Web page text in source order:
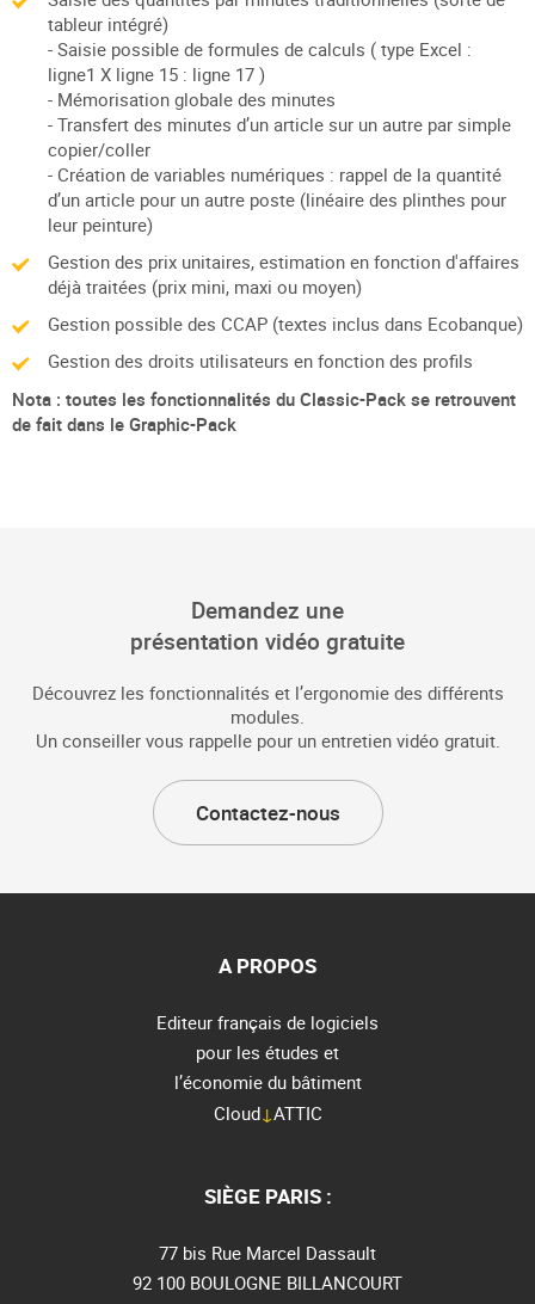
tableur intégré)
- Saisie possible de formules de calculs ( type Excel :
ligne1 X ligne 15 : ligne 17 )
- Mémorisation globale des minutes
- Transfert des minutes d’un article sur un autre par simple
copier/coller
- Création de variables numériques : rappel de la quantité
d’un article pour un autre poste (linéaire des plinthes pour
leur peinture)
Gestion des prix unitaires, estimation en fonction d'affaires
déjà traitées (prix mini, maxi ou moyen)
Gestion possible des CCAP (textes inclus dans Ecobanque)
Gestion des droits utilisateurs en fonction des profils
Nota : toutes les fonctionnalités du Classic-Pack se retrouvent
de fait dans le Graphic-Pack
Demandez une
présentation vidéo gratuite
Découvrez les fonctionnalités et l’ergonomie des différents
modules.
Un conseiller vous rappelle pour un entretien vidéo gratuit.
Contactez-nous
A PROPOS
Editeur français de logiciels
pour les études et
l’économie du bâtiment
Cloud↓ ATTIC
SIÈGE PARIS :
77 bis Rue Marcel Dassault
92 100 BOULOGNE BILLANCOURT